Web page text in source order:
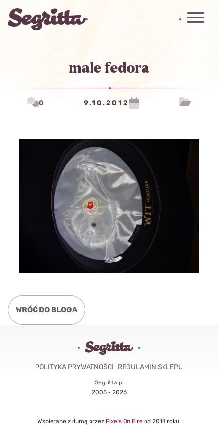
male fedora
0 9.10.2012
WRÓĆ DO BLOGA
Segritta.pl
2005 - 2026
POLITYKA PRYWATNOŚCI REGULAMIN SKLEPU
Wspierane z dumą przez Pixels On Fire od 2014 roku.